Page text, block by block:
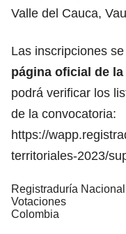
Valle del Cauca,
Las inscripciones
página oficial de
podrá verificar los
de la convocatoria:
https://
territoriales-2023/
Registraduría
Votaciones
Colombia